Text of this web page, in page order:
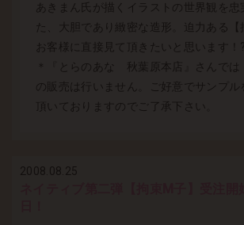
あきまん氏が描くイラストの世界観を忠
た、大胆であり緻密な造形。迫力ある【
お客様に直接見て頂きたいと思います！?
＊『とらのあな 秋葉原本店』さんでは
の販売は行いません。ご好意でサンプル
頂いておりますのでご了承下さい。
2008.08.25